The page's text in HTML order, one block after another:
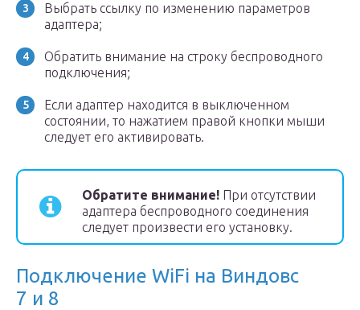
Выбрать ссылку по изменению параметров
адаптера;
Обратить внимание на строку беспроводного
подключения;
Если адаптер находится в выключенном
состоянии, то нажатием правой кнопки мыши
следует его активировать.
Обратите внимание! При отсутствии
адаптера беспроводного соединения
следует произвести его установку.
Подключение WiFi на Виндовс
7 и 8